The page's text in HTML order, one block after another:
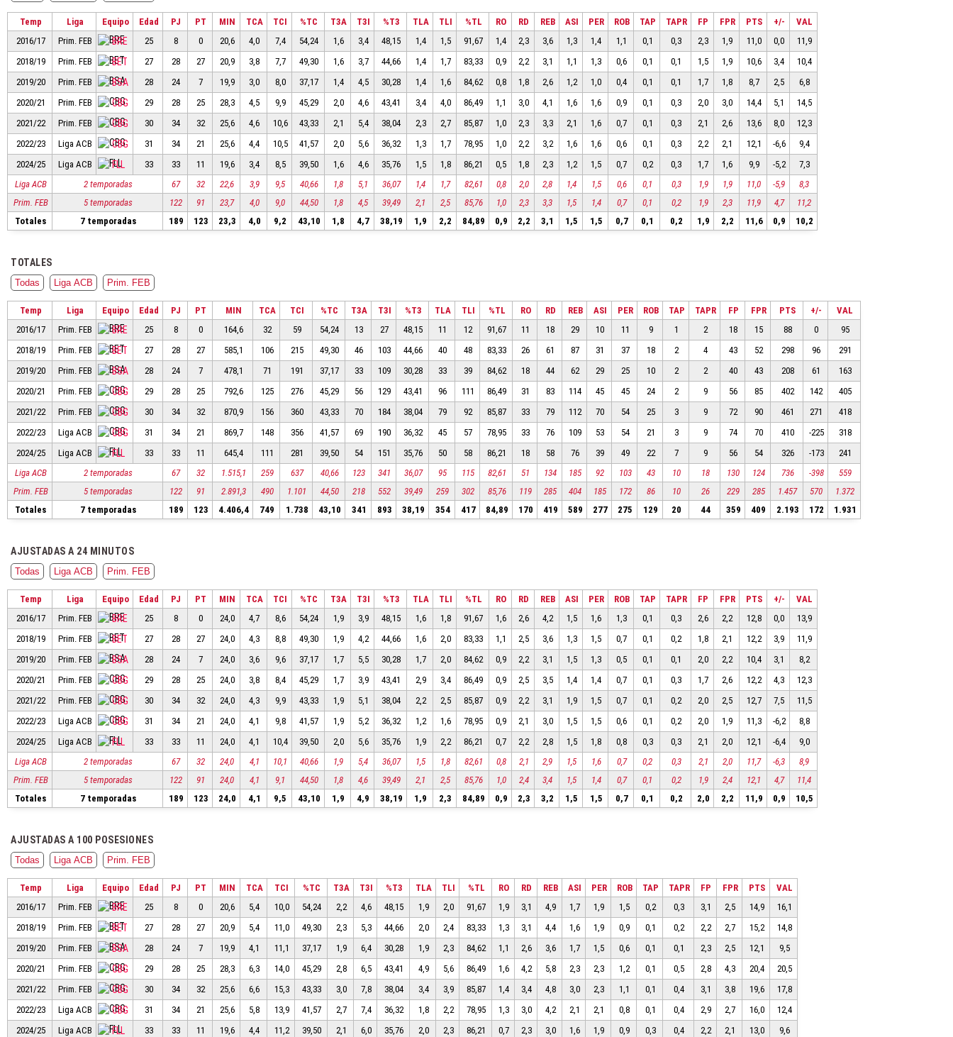
Temp Liga Equipo Edad PJ PT MIN TCA TCI %TC T3A T3I %T3 TLA TLI %TL RO RD REB ASI PER ROB TAP TAPR FP FPR PTS +/-
VAL
2016/17
Prim. FEB BRE 25 8 0 20,6 4,0 7,4 54,24 1,6 3,4 48,15 1,4 1,5 91,67 1,4 2,3 3,6 1,3 1,4 1,1 0,1 0,3 2,3 1,9 11,0 0,0
11,9
2018/19
Prim. FEB BET 27 28 27 20,9 3,8 7,7 49,30 1,6 3,7 44,66 1,4 1,7 83,33 0,9 2,2 3,1 1,1 1,3 0,6 0,1 0,1 1,5 1,9 10,6 3,4
10,4
2019/20
Prim. FEB BSA 28 24 7 19,9 3,0 8,0 37,17 1,4 4,5 30,28 1,4 1,6 84,62 0,8 1,8 2,6 1,2 1,0 0,4 0,1 0,1 1,7 1,8 8,7 2,5
6,8
2020/21
Prim. FEB CBG 29 28 25 28,3 4,5 9,9 45,29 2,0 4,6 43,41 3,4 4,0 86,49 1,1 3,0 4,1 1,6 1,6 0,9 0,1 0,3 2,0 3,0 14,4 5,1
14,5
2021/22
Prim. FEB CBG 30 34 32 25,6 4,6 10,6 43,33 2,1 5,4 38,04 2,3 2,7 85,87 1,0 2,3 3,3 2,1 1,6 0,7 0,1 0,3 2,1 2,6 13,6 8,0
12,3
2022/23
Liga ACB CBG 31 34 21 25,6 4,4 10,5 41,57 2,0 5,6 36,32 1,3 1,7 78,95 1,0 2,2 3,2 1,6 1,6 0,6 0,1 0,3 2,2 2,1 12,1 -6,6
9,4
2024/25
Liga ACB FLL 33 33 11 19,6 3,4 8,5 39,50 1,6 4,6 35,76 1,5 1,8 86,21 0,5 1,8 2,3 1,2 1,5 0,7 0,2 0,3 1,7 1,6 9,9 -5,2
7,3
Liga ACB
2 temporadas 67 32 22,6 3,9 9,5 40,66 1,8 5,1 36,07 1,4 1,7 82,61 0,8 2,0 2,8 1,4 1,5 0,6 0,1 0,3 1,9 1,9 11,0 -5,9
8,3
Prim. FEB
5 temporadas 122 91 23,7 4,0 9,0 44,50 1,8 4,5 39,49 2,1 2,5 85,76 1,0 2,3 3,3 1,5 1,4 0,7 0,1 0,2 1,9 2,3 11,9 4,7
11,2
Totales
7 temporadas 189 123 23,3 4,0 9,2 43,10 1,8 4,7 38,19 1,9 2,2 84,89 0,9 2,2 3,1 1,5 1,5 0,7 0,1 0,2 1,9 2,2 11,6 0,9 10,2
TOTALES
Todas Liga ACB Prim. FEB
Temp Liga Equipo Edad PJ PT MIN TCA TCI %TC T3A T3I %T3 TLA TLI %TL RO RD REB ASI PER ROB TAP TAPR FP FPR PTS +/-
VAL
2016/17
Prim. FEB BRE 25 8 0 164,6 32 59 54,24 13 27 48,15 11 12 91,67 11 18 29 10 11 9 1 2 18 15 88 0
95
2018/19
Prim. FEB BET 27 28 27 585,1 106 215 49,30 46 103 44,66 40 48 83,33 26 61 87 31 37 18 2 4 43 52 298 96
291
2019/20
Prim. FEB BSA 28 24 7 478,1 71 191 37,17 33 109 30,28 33 39 84,62 18 44 62 29 25 10 2 2 40 43 208 61
163
2020/21
Prim. FEB CBG 29 28 25 792,6 125 276 45,29 56 129 43,41 96 111 86,49 31 83 114 45 45 24 2 9 56 85 402 142
405
2021/22
Prim. FEB CBG 30 34 32 870,9 156 360 43,33 70 184 38,04 79 92 85,87 33 79 112 70 54 25 3 9 72 90 461 271
418
2022/23
Liga ACB CBG 31 34 21 869,7 148 356 41,57 69 190 36,32 45 57 78,95 33 76 109 53 54 21 3 9 74 70 410 -225
318
2024/25
Liga ACB FLL 33 33 11 645,4 111 281 39,50 54 151 35,76 50 58 86,21 18 58 76 39 49 22 7 9 56 54 326 -173
241
Liga ACB
2 temporadas 67 32 1.515,1 259 637 40,66 123 341 36,07 95 115 82,61 51 134 185 92 103 43 10 18 130 124 736 -398
559
Prim. FEB
5 temporadas 122 91 2.891,3 490 1.101 44,50 218 552 39,49 259 302 85,76 119 285 404 185 172 86 10 26 229 285 1.457 570
1.372
Totales
7 temporadas 189 123 4.406,4 749 1.738 43,10 341 893 38,19 354 417 84,89 170 419 589 277 275 129 20 44 359 409 2.193 172 1.931
AJUSTADAS A 24 MINUTOS
Todas Liga ACB Prim. FEB
Temp Liga Equipo Edad PJ PT MIN TCA TCI %TC T3A T3I %T3 TLA TLI %TL RO RD REB ASI PER ROB TAP TAPR FP FPR PTS +/-
VAL
2016/17
Prim. FEB BRE 25 8 0 24,0 4,7 8,6 54,24 1,9 3,9 48,15 1,6 1,8 91,67 1,6 2,6 4,2 1,5 1,6 1,3 0,1 0,3 2,6 2,2 12,8 0,0
13,9
2018/19
Prim. FEB BET 27 28 27 24,0 4,3 8,8 49,30 1,9 4,2 44,66 1,6 2,0 83,33 1,1 2,5 3,6 1,3 1,5 0,7 0,1 0,2 1,8 2,1 12,2 3,9
11,9
2019/20
Prim. FEB BSA 28 24 7 24,0 3,6 9,6 37,17 1,7 5,5 30,28 1,7 2,0 84,62 0,9 2,2 3,1 1,5 1,3 0,5 0,1 0,1 2,0 2,2 10,4 3,1
8,2
2020/21
Prim. FEB CBG 29 28 25 24,0 3,8 8,4 45,29 1,7 3,9 43,41 2,9 3,4 86,49 0,9 2,5 3,5 1,4 1,4 0,7 0,1 0,3 1,7 2,6 12,2 4,3
12,3
2021/22
Prim. FEB CBG 30 34 32 24,0 4,3 9,9 43,33 1,9 5,1 38,04 2,2 2,5 85,87 0,9 2,2 3,1 1,9 1,5 0,7 0,1 0,2 2,0 2,5 12,7 7,5
11,5
2022/23
Liga ACB CBG 31 34 21 24,0 4,1 9,8 41,57 1,9 5,2 36,32 1,2 1,6 78,95 0,9 2,1 3,0 1,5 1,5 0,6 0,1 0,2 2,0 1,9 11,3 -6,2
8,8
2024/25
Liga ACB FLL 33 33 11 24,0 4,1 10,4 39,50 2,0 5,6 35,76 1,9 2,2 86,21 0,7 2,2 2,8 1,5 1,8 0,8 0,3 0,3 2,1 2,0 12,1 -6,4
9,0
Liga ACB
2 temporadas 67 32 24,0 4,1 10,1 40,66 1,9 5,4 36,07 1,5 1,8 82,61 0,8 2,1 2,9 1,5 1,6 0,7 0,2 0,3 2,1 2,0 11,7 -6,3
8,9
Prim. FEB
5 temporadas 122 91 24,0 4,1 9,1 44,50 1,8 4,6 39,49 2,1 2,5 85,76 1,0 2,4 3,4 1,5 1,4 0,7 0,1 0,2 1,9 2,4 12,1 4,7
11,4
Totales
7 temporadas 189 123 24,0 4,1 9,5 43,10 1,9 4,9 38,19 1,9 2,3 84,89 0,9 2,3 3,2 1,5 1,5 0,7 0,1 0,2 2,0 2,2 11,9 0,9 10,5
AJUSTADAS A 100 POSESIONES
Todas Liga ACB Prim. FEB
Temp Liga Equipo Edad PJ PT MIN TCA TCI %TC T3A T3I %T3 TLA TLI %TL RO RD REB ASI PER ROB TAP TAPR FP FPR PTS
VAL
2016/17
Prim. FEB BRE 25 8 0 20,6 5,4 10,0 54,24 2,2 4,6 48,15 1,9 2,0 91,67 1,9 3,1 4,9 1,7 1,9 1,5 0,2 0,3 3,1 2,5 14,9
16,1
2018/19
Prim. FEB BET 27 28 27 20,9 5,4 11,0 49,30 2,3 5,3 44,66 2,0 2,4 83,33 1,3 3,1 4,4 1,6 1,9 0,9 0,1 0,2 2,2 2,7 15,2
14,8
2019/20
Prim. FEB BSA 28 24 7 19,9 4,1 11,1 37,17 1,9 6,4 30,28 1,9 2,3 84,62 1,1 2,6 3,6 1,7 1,5 0,6 0,1 0,1 2,3 2,5 12,1
9,5
2020/21
Prim. FEB CBG 29 28 25 28,3 6,3 14,0 45,29 2,8 6,5 43,41 4,9 5,6 86,49 1,6 4,2 5,8 2,3 2,3 1,2 0,1 0,5 2,8 4,3 20,4
20,5
2021/22
Prim. FEB CBG 30 34 32 25,6 6,6 15,3 43,33 3,0 7,8 38,04 3,4 3,9 85,87 1,4 3,4 4,8 3,0 2,3 1,1 0,1 0,4 3,1 3,8 19,6
17,8
2022/23
Liga ACB CBG 31 34 21 25,6 5,8 13,9 41,57 2,7 7,4 36,32 1,8 2,2 78,95 1,3 3,0 4,2 2,1 2,1 0,8 0,1 0,4 2,9 2,7 16,0
12,4
2024/25
Liga ACB FLL 33 33 11 19,6 4,4 11,2 39,50 2,1 6,0 35,76 2,0 2,3 86,21 0,7 2,3 3,0 1,6 1,9 0,9 0,3 0,4 2,2 2,1 13,0
9,6